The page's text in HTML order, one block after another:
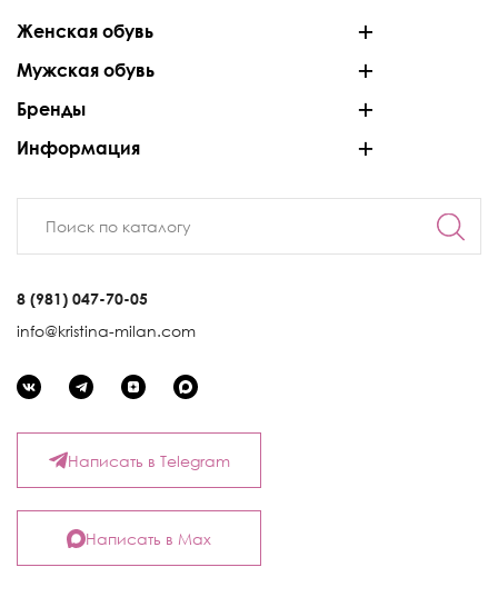
Женская обувь
Мужская обувь
Бренды
Информация
8 (981) 047-70-05
info@kristina-milan.com
Написать в Telegram
Написать в Max